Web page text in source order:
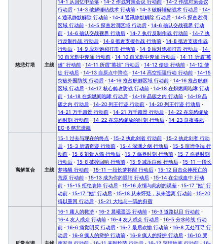
慈悲灯塔 主线
14-1 从回忆中坠落 · 14-2 作战对策会议 行动前 · 14-2 作战对策会议
行动后 · 14-3 破解锤砧战术 行动前 · 14-3 破解锤砧战术 行动后 · 14-
4 通讯静默解除 行动前 · 14-4 通讯静默解除 行动后 · 14-5 探查岩洞
区域 行动前 · 14-5 探查岩洞区域 行动后 · 14-6 确认交战视界 行动
前 · 14-6 确认交战视界 行动后 · 14-7 执行反制作战 行动前 · 14-7 执
行反制作战 行动后 · 14-8 抵近支援作战 行动前 · 14-8 抵近支援作战
行动后 · 14-9 应对饱和打击 行动前 · 14-9 应对饱和打击 行动后 · 14-
10 自光辉中奔涌 行动前 · 14-10 自光辉中奔涌 行动后 · 14-11 所谓“英
雄” 行动前 · 14-11 所谓“英雄” 行动后 · 14-12 使徒 行动前 · 14-12 使
徒 行动后 · 14-13 自原点中降临 · 14-14 高空拒阻行动 行动前 · 14-15
突破外围防线 行动后 · 14-16 抢占舷侧区域 行动前 · 14-16 抢占舷侧
区域 行动后 · 14-17 核心舱攻防战 行动前 · 14-18 在炽燃间咆哮 行动
前 · 14-18 在炽燃间咆哮 行动后 · 14-19 晶簇之内 行动前 · 14-19 晶
簇之内 行动后 · 14-20 列王行迹 行动前 · 14-20 列王行迹 行动后 ·
14-21 万千愿景 行动前 · 14-21 万千愿景 行动后 · 14-22 在哀愁绽放
的时刻 行动前 · 14-22 在哀愁绽放的时刻 行动后 · 14-23 良夜将死 ·
EG-6 慈悲遗愿
离解复合 主线
15-1 过去与现在的终点 · 15-2 执此剑者 行动前 · 15-2 执此剑者 行动
后 · 15-3 所谓奇迹 行动前 · 15-4 深渊之侧 行动后 · 15-5 喧哗争端 行
动前 · 15-6 刻骨入髓 行动后 · 15-7 临界时刻 行动前 · 15-7 临界时刻
行动后 · 15-8 破碎回响 行动前 · 15-9 减压症候 行动后 · 15-11 一段长
梦将醒 行动前 · 15-11 一段长梦将醒 行动后 · 15-12 目击众神死亡的
荒原 行动前 · 15-13 成为你的眼睛 行动后 · 15-14 在尘或血中 行动
前 · 15-15 拒绝哀悼 行动后 · 15-16 永恒与此刻的误差 · 15-17 “她” 行
动前 · 15-17 “她” 行动后 · 15-18 从未怀疑，从未远离 行动前 · 15-20
得以重回 行动后 · 15-21 大地与一隅的归宿
16-1 庸人的救济 · 16-2 晨曦遥远 行动前 · 16-3 道路以目 行动前 ·
16-4 友人成众 行动前 · 16-4 友人成众 行动后 · 16-5 分水岭线 行动
前 · 16-6 痛觉明灭 行动后 · 16-7 最后欢愉 行动前 · 16-8 无处可寻 行
动后 · 16-9 疯人的辩护 行动前 · 16-9 疯人的辩护 行动后 · 16-10 哭